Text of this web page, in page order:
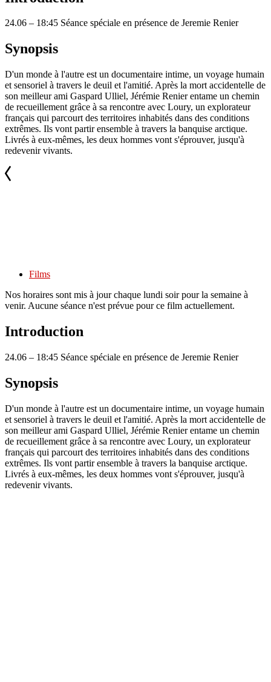
24.06 – 18:45 Séance spéciale en présence de Jeremie Renier
Synopsis
D'un monde à l'autre est un documentaire intime, un voyage humain
et sensoriel à travers le deuil et l'amitié. Après la mort accidentelle de
son meilleur ami Gaspard Ulliel, Jérémie Renier entame un chemin
de recueillement grâce à sa rencontre avec Loury, un explorateur
français qui parcourt des territoires inhabités dans des conditions
extrêmes. Ils vont partir ensemble à travers la banquise arctique.
Livrés à eux-mêmes, les deux hommes vont s'éprouver, jusqu'à
redevenir vivants.
Films
Nos horaires sont mis à jour chaque lundi soir pour la semaine à
venir. Aucune séance n'est prévue pour ce film actuellement.
Introduction
24.06 – 18:45 Séance spéciale en présence de Jeremie Renier
Synopsis
D'un monde à l'autre est un documentaire intime, un voyage humain
et sensoriel à travers le deuil et l'amitié. Après la mort accidentelle de
son meilleur ami Gaspard Ulliel, Jérémie Renier entame un chemin
de recueillement grâce à sa rencontre avec Loury, un explorateur
français qui parcourt des territoires inhabités dans des conditions
extrêmes. Ils vont partir ensemble à travers la banquise arctique.
Livrés à eux-mêmes, les deux hommes vont s'éprouver, jusqu'à
redevenir vivants.